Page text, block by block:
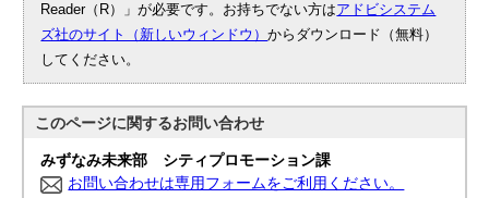
Reader（R）」が必要です。お持ちでない方はアドビシステム
ズ社のサイト（新しいウィンドウ）からダウンロード（無料）
してください。
このページに関するお問い合わせ
みずなみ未来部 シティプロモーション課
お問い合わせは専用フォームをご利用ください。